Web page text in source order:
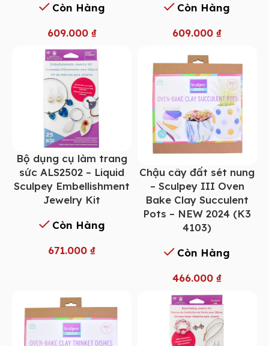
Còn Hàng
609.000 ₫
Còn Hàng
609.000₫
Bộ dụng cụ làm trang
sức ALS2502 – Liquid
Sculpey Embellishment
Jewelry Kit
Còn Hàng
671.000 ₫
Chậu cây đất sét nung
– Sculpey III Oven
Bake Clay Succulent
Pots – NEW 2024 (K3
4103)
Còn Hàng
466.000₫